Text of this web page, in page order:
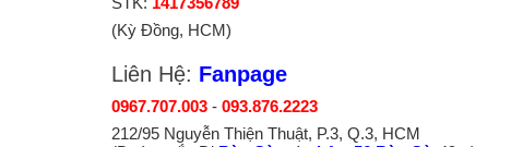
(Kỳ Đồng, HCM)
Liên Hệ: Fanpage
0967.707.003 - 093.876.2223
212/95 Nguyễn Thiện Thuật, P.3, Q.3, HCM